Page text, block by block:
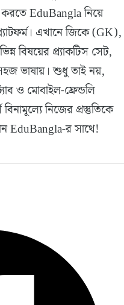
করতে EduBangla নিয়ে
এখানে জিকে (GK),
বিষয়ের প্র্যাকটিস সেট,
ভাষায়। শুধু তাই নয়,
ও মোবাইল-ফ্রেন্ডলি
নিজের প্রস্তুতিকে
র সাথে!